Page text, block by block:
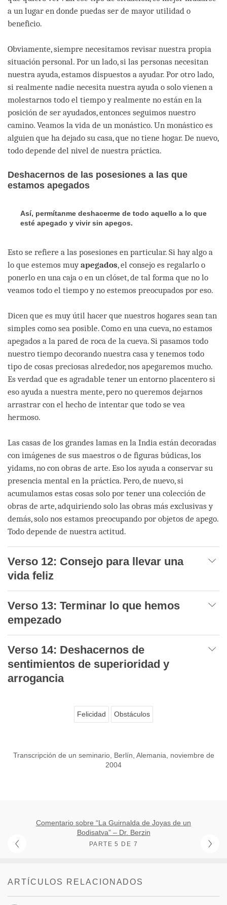
a un lugar en donde puedas ser de mayor utilidad o
beneficio.
Obviamente, siempre necesitamos revisar nuestra propia
situación personal. Por un lado, si las personas necesitan
nuestra ayuda, estamos dispuestos a ayudar. Por otro lado,
si realmente nadie necesita nuestra ayuda o solo vienen a
molestarnos todo el tiempo y realmente no están en la
posición de ser ayudados, entonces seguimos nuestro
camino. Veamos la vida de un monástico. Un monástico es
alguien que ha dejado su casa, que no tiene hogar. De nuevo,
todo depende del nivel de nuestra práctica.
Deshacernos de las posesiones a las que
estamos apegados
Así, permítanme deshacerme de todo aquello a lo que
esté apegado y vivir sin apegos.
Esto se refiere a las posesiones en particular. Si hay algo a
lo que estemos muyapegados, el consejo es regalarlo o
ponerlo en una caja o en un clóset, de tal forma que no lo
veamos todo el tiempo y no estemos preocupados por eso.
Dicen que es muy útil hacer que nuestros hogares sean tan
simples como sea posible. Como en una cueva, no estamos
apegados a la pared de roca de la cueva. Si pasamos todo
nuestro tiempo decorando nuestra casa y tenemos todo
tipo de cosas preciosas alrededor, nos apegaremos mucho.
Es verdad que es agradable tener un entorno placentero si
eso ayuda a nuestra mente, pero no queremos dejarnos
arrastrar con el hecho de intentar que todo se vea
hermoso.
Las casas de los grandes lamas en la India están decoradas
con imágenes de sus maestros o de figuras búdicas, los
yidams, no con obras de arte. Eso los ayuda a conservar su
presencia mental en la práctica. Pero, de nuevo, si
acumulamos estas cosas solo por tener una colección de
obras de arte, adquiriendo solo las obras más exclusivas y
demás, solo nos estamos preocupando por objetos de apego.
Todo depende de nuestra actitud.
Verso 12: Consejo para llevar una
vida feliz
Verso 13: Terminar lo que hemos
empezado
Verso 14: Deshacernos de
sentimientos de superioridad y
arrogancia
Felicidad Obstáculos
Transcripción de un seminario, Berlín, Alemania, noviembre de
2004
Comentario sobre “La Guirnalda de Joyas de un
Bodisatva” – Dr. Berzin
PARTE 5 DE 7
ARTÍCULOS RELACIONADOS